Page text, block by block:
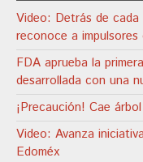
Video: Detrás de
reconoce a
FDA aprueba la
desarrollada con una
¡Precaución! Cae
Video: Avanza
Edoméx